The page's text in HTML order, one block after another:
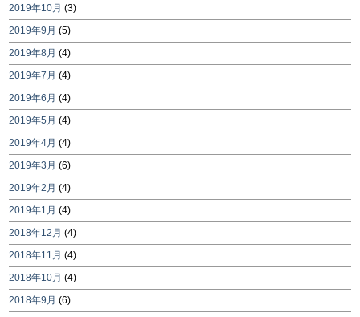
2019年10月 (3)
2019年9月 (5)
2019年8月 (4)
2019年7月 (4)
2019年6月 (4)
2019年5月 (4)
2019年4月 (4)
2019年3月 (6)
2019年2月 (4)
2019年1月 (4)
2018年12月 (4)
2018年11月 (4)
2018年10月 (4)
2018年9月 (6)